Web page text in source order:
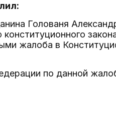
Голованя
жалоба в
по данной